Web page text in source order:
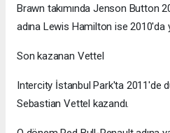
Brawn takımında Jenson Button
adına Lewis Hamilton ise 2010'da
Son kazanan Vettel
Intercity İstanbul Park'ta 2011'de
Sebastian Vettel kazandı.